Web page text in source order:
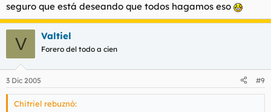
seguro que está deseando que todos hagamos eso
V Valtiel
Forero del todo a cien
3 Dic 2005 #9
Chitriel rebuznó: